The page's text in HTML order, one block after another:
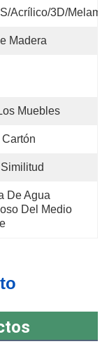
Acrílico/3D/
Madera
Muebles
De Agua
Del Medio